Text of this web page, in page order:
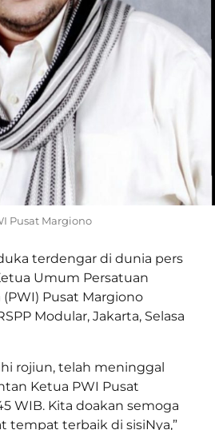
Pusat Margiono
terdengar di dunia pers
Umum Persatuan
Pusat Margiono
Modular, Jakarta, Selasa
rojiun, telah meninggal
Ketua PWI Pusat
WIB. Kita doakan semoga
tempat terbaik di sisiNya,”